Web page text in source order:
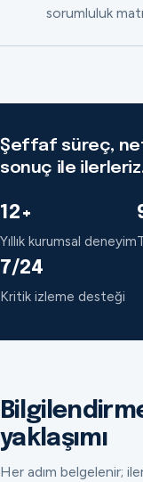
sorumluluk
Şeffaf süreç,
sonuç ile
12+
Yıllık kurumsal deneyim
7/24
Kritik izleme desteği
yaklaşımı
Her adım belgelenir;